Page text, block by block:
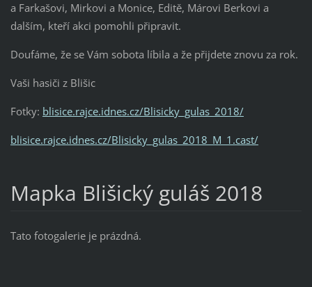
a Farkašovi, Mirkovi a Monice, Editě, Márovi Berkovi a
dalším, kteří akci pomohli připravit.
Doufáme, že se Vám sobota líbila a že přijdete znovu za rok.
Vaši hasiči z Blišic
Fotky: blisice.rajce.idnes.cz/Blisicky_gulas_2018/
blisice.rajce.idnes.cz/Blisicky_gulas_2018_M_1.cast/
Mapka Blišický guláš 2018
Tato fotogalerie je prázdná.